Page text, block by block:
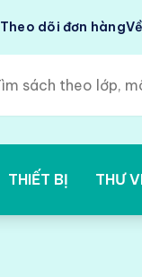
Theo dõi đơn hàng
THIẾT BỊ THƯ